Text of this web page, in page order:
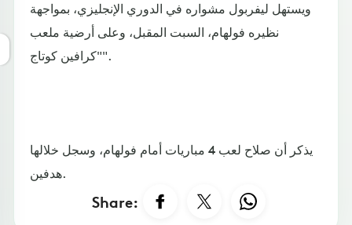
ويستهل ليفربول مشواره في الدوري الإنجليزي، بمواجهة
نظيره فولهام، السبت المقبل، وعلى أرضية ملعب
"كرافين كوتاج".
يذكر أن صلاح لعب 4 مباريات أمام فولهام، وسجل خلالها
هدفين.
Share: